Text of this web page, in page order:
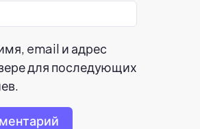
email и адрес
для последующих